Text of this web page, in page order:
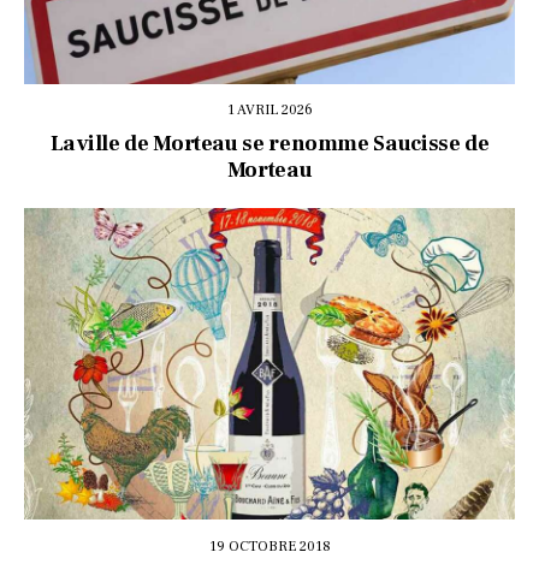
1 AVRIL 2026
La ville de Morteau se renomme Saucisse de
Morteau
19 OCTOBRE 2018